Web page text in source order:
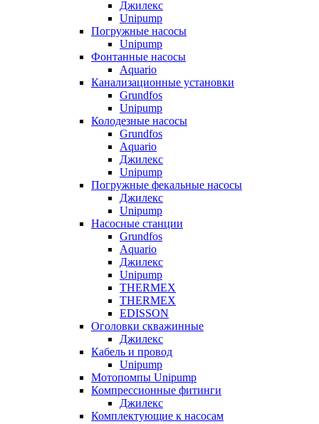
Джилекс
Unipump
Погружные насосы
Unipump
Фонтанные насосы
Aquario
Канализационные установки
Grundfos
Unipump
Колодезные насосы
Grundfos
Aquario
Джилекс
Unipump
Погружные фекальные насосы
Джилекс
Unipump
Насосные станции
Grundfos
Aquario
Джилекс
Unipump
THERMEX
THERMEX
EDISSON
Оголовки скважинные
Джилекс
Кабель и провод
Unipump
Мотопомпы Unipump
Компрессионные фитинги
Джилекс
Комплектующие к насосам